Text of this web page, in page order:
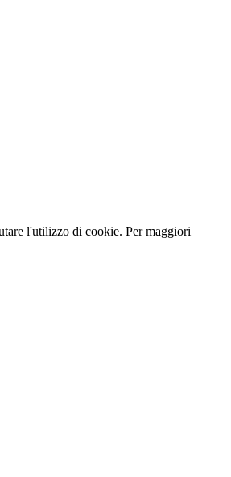
l'utilizzo di cookie. Per maggiori